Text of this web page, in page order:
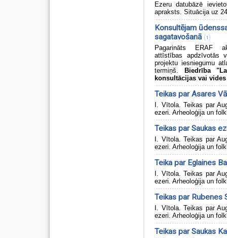
Ezeru datubāzē
apraksts. Situācija uz
Konsultējam
sagatavošanā (1 )
Pagarināts ERAF
attīstības apdzīvotās
projektu iesniegumu
termiņš.
Biedrība
konsultācijas vai
Teikas par Asares
I. Vītola. Teikas par
ezeri. Arheoloģija un
Teikas par Saukas
I. Vītola. Teikas par
ezeri. Arheoloģija un
Teika par Eglaines
I. Vītola. Teikas par
ezeri. Arheoloģija un
Teikas par Rubenes
I. Vītola. Teikas par
ezeri. Arheoloģija un
Teikas par Saukas